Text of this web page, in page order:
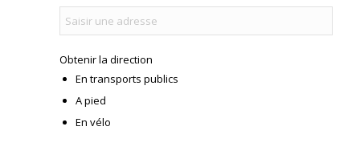
Obtenir la direction
En transports publics
A pied
En vélo